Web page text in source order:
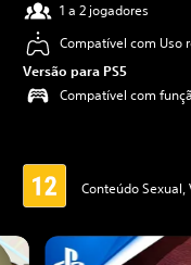
1 a 2 jogadores
Compatível com Uso
Versão para PS5
Compatível com
Conteúdo Sexual,